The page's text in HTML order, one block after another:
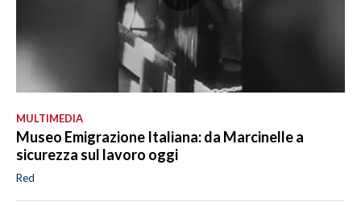
MULTIMEDIA
Museo Emigrazione Italiana: da Marcinelle a
sicurezza sul lavoro oggi
Red